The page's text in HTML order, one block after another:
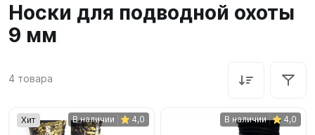
Дайвинг
Пляж
Фридайвинг
Носки для подводной охоты
9 мм
4 товара
Хит В наличии 4,0 В наличии 4,0